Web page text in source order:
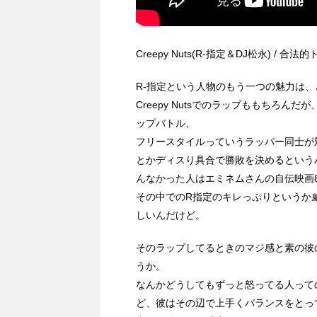
Creepy Nuts(R-指定＆DJ松永) / 合法的
R-指定という人物のもう一つの魅力は
Creepy Nutsでのラップももちろんだが
ップバトル、
フリースタイルっていうラッパー同士
とかディスり具合で勝敗を決めるとい
んなかった人はエミネムさんの自伝映
その中でのR指定のキレっぷりという
しいんだけど。
そのラップしてるときのマジ感と素の
うか。
なんかどうしてもずっと怒ってる人っ
ど、彼はその辺で上手くバランスをと